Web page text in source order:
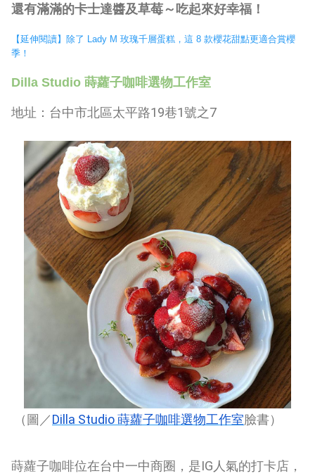
還有滿滿的卡士達醬及草莓～吃起來好幸福！
【延伸閱讀】 除了 Lady M 玫瑰千層蛋糕，這 8 款櫻花甜點更適合賞櫻
季！
Dilla Studio 蒔蘿子咖啡選物工作室
地址：台中市北區太平路19巷1號之7
（圖／ Dilla Studio 蒔蘿子咖啡選物工作室臉書）
蒔蘿子咖啡位在台中一中商圈，是IG 人氣的打卡店，